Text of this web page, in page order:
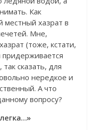
Как
местный хазрат в
Мне,
(тоже, кстати,
сказать, для
нередкое и
А что
вопросу?